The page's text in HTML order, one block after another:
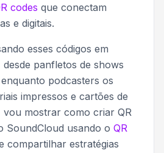
codes que conectam
e digitais.
esses códigos em
panfletos de shows
podcasters os
impressos e cartões de
vou mostrar como criar QR
SoundCloud usando o QR
compartilhar estratégias